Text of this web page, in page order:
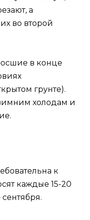
а
во второй
в конце
грунте).
холодам и
к
каждые 15-20